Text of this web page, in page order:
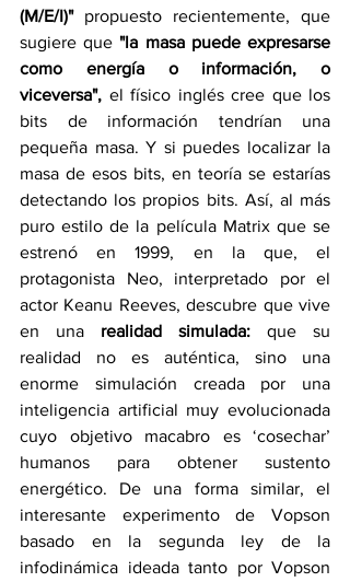
(M/E/I)" propuesto recientemente, que
sugiere que "la masa puede expresarse
como energía o información, o
viceversa", el físico inglés cree que los
bits de información tendrían una
pequeña masa. Y si puedes localizar la
masa de esos bits, en teoría se estarías
detectando los propios bits. Así, al más
puro estilo de la película Matrix que se
estrenó en 1999, en la que, el
protagonista Neo, interpretado por el
actor Keanu Reeves, descubre que vive
en una realidad simulada: que su
realidad no es auténtica, sino una
enorme simulación creada por una
inteligencia artificial muy evolucionada
cuyo objetivo macabro es ‘cosechar’
humanos para obtener sustento
energético. De una forma similar, el
interesante experimento de Vopson
basado en la segunda ley de la
infodinámica ideada tanto por Vopson